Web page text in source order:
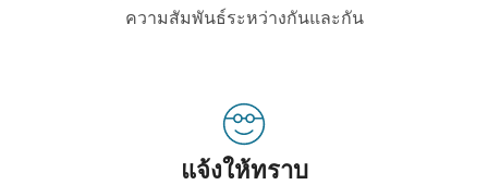
ความสัมพันธ์ระหว่างกันและกัน
แจ้งให้ทราบ